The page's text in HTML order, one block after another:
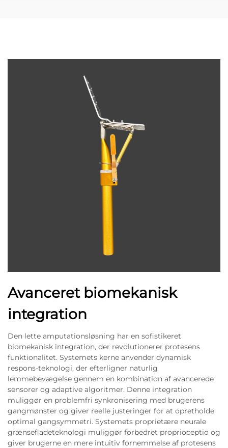
Avanceret biomekanisk
integration
Den lette amputationsløsning har en sofistikeret
biomekanisk integration, der revolutionerer protesens
funktionalitet. Systemets kerne anvender dynamisk
respons-teknologi, der efterligner naturlig
lemmebevægelse gennem en kombination af avancerede
sensorer og adaptive algoritmer. Denne integration
muliggør en problemfri synkronisering med brugerens
gangmønster og giver reelle justeringer for at opretholde
optimal gangsymmetri. Systemets proprietære neurale
grænsefladeteknologi muliggør forbedret proprioceptio og
giver brugerne en mere intuitiv fornemmelse af protesens